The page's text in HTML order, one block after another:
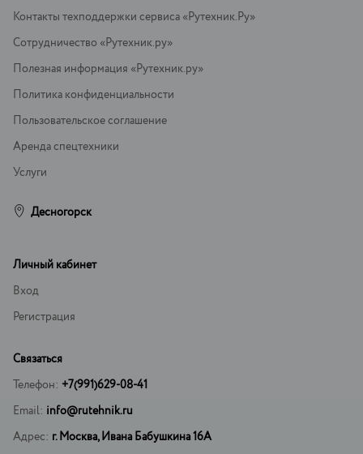
Контакты техподдержки сервиса «Рутехник.Ру»
Сотрудничество «Рутехник.ру»
Полезная информация «Рутехник.ру»
Политика конфиденциальности
Пользовательское соглашение
Аренда спецтехники
Услуги
Десногорск
Личный кабинет
Вход
Регистрация
Связаться
Телефон: +7(991)629-08-41
Email: info@rutehnik.ru
Адрес: г. Москва, Ивана Бабушкина 16А